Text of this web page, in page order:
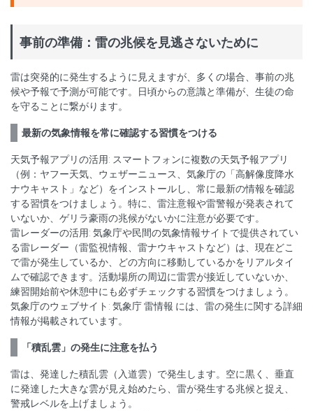
事前の準備：雷の兆候を見逃さないために
雷は突発的に発生するように見えますが、多くの場合、事前の兆
候や予報で予測が可能です。日頃からの意識と準備が、生徒の命
を守ることに繋がります。
最新の気象情報を常に確認する習慣をつける
天気予報アプリの活用: スマートフォンに複数の天気予報アプリ
（例：ヤフー天気、ウェザーニュース、気象庁の「高解像度降水
ナウキャスト」など）をインストールし、常に最新の情報を確認
する習慣をつけましょう。特に、雷注意報や雷警報が発表されて
いないか、ゲリラ豪雨の兆候がないかに注意が必要です。
雷レーダーの活用: 気象庁や民間の気象情報サイトで提供されてい
る雷レーダー（雷監視情報、雷ナウキャストなど）は、現在どこ
で雷が発生しているか、どの方向に移動しているかをリアルタイ
ムで確認できます。活動場所の周辺に雷雲が接近していないか、
練習開始前や休憩中にも必ずチェックする習慣をつけましょう。
気象庁のウェブサイト: 気象庁 雷情報 には、雷の発生に関する詳細
情報が掲載されています。
「積乱雲」の発生に注意を払う
雷は、発達した積乱雲（入道雲）で発生します。空に黒く、垂直
に発達した大きな雲が見え始めたら、雷が発生する兆候と捉え、
警戒レベルを上げましょう。